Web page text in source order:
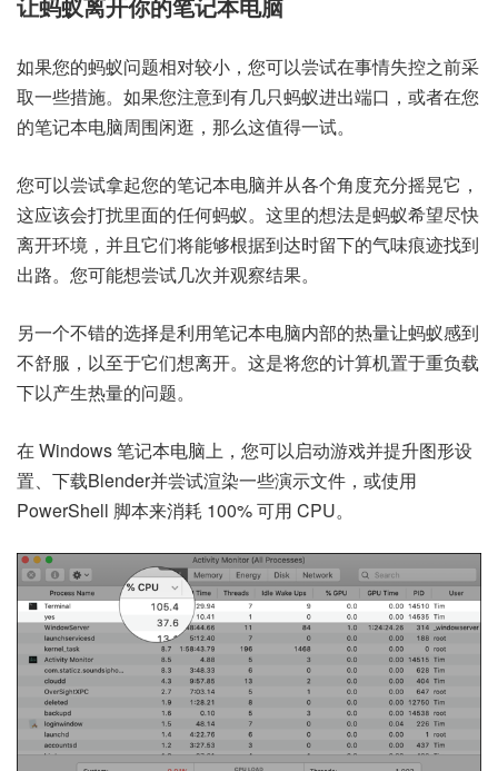
如果您的蚂蚁问题相对较小，您可以尝试在事情失控之前采
取一些措施。如果您注意到有几只蚂蚁进出端口，或者在您
的笔记本电脑周围闲逛，那么这值得一试。
您可以尝试拿起您的笔记本电脑并从各个角度充分摇晃它，
这应该会打扰里面的任何蚂蚁。这里的想法是蚂蚁希望尽快
离开环境，并且它们将能够根据到达时留下的气味痕迹找到
出路。您可能想尝试几次并观察结果。
另一个不错的选择是利用笔记本电脑内部的热量让蚂蚁感到
不舒服，以至于它们想离开。这是将您的计算机置于重负载
下以产生热量的问题。
在 Windows 笔记本电脑上，您可以启动游戏并提升图形设
置、下载Blender并尝试渲染一些演示文件 ，或使用
PowerShell 脚本来消耗 100% 可用 CPU。